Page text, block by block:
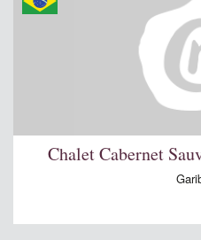
Chalet Cabernet